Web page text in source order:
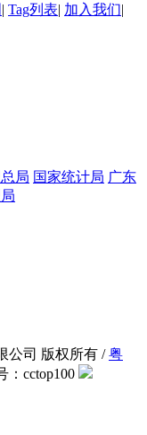
| Tag列表| 加入我们|
局 国家统计局 广东
公司 版权所有 /粤